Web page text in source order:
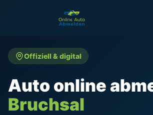
Offiziell & digital
Auto online
Bruchsal